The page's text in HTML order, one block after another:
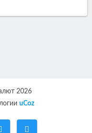
2026
uCoz